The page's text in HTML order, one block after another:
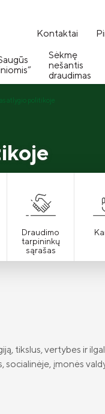
Kontaktai
Sėkmę
nešantis
draudimas
atlygio politikoje
Draudimo
tarpininkų
sąrašas
tikslus, vertybes ir
socialinėje, įmonės